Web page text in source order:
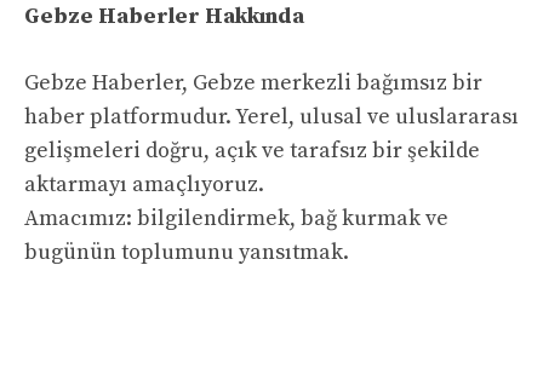
Gebze Haberler Hakkında
Gebze Haberler, Gebze merkezli bağımsız bir
haber platformudur. Yerel, ulusal ve uluslararası
gelişmeleri doğru, açık ve tarafsız bir şekilde
aktarmayı amaçlıyoruz.
Amacımız: bilgilendirmek, bağ kurmak ve
bugünün toplumunu yansıtmak.